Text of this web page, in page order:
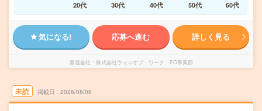
20代
30代 40代 50代 60代
気になる! 応募へ進む 詳しく見る
派遣会社 株式会社ウィルオブ・ワーク FO事業部
未読 掲載日 2026/08/08